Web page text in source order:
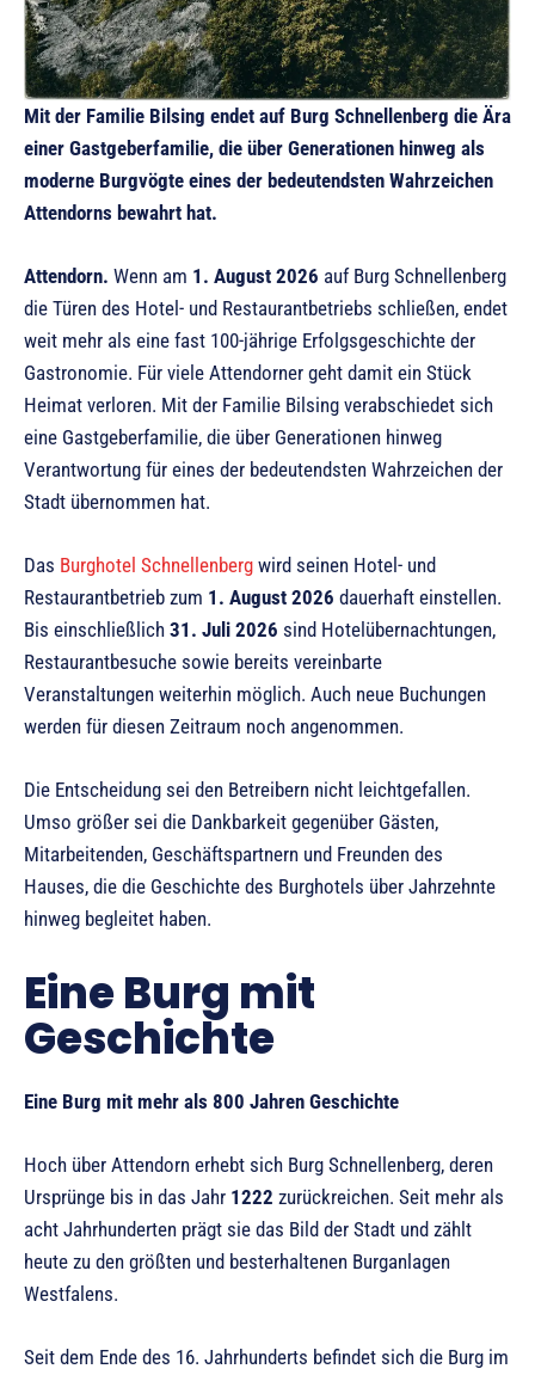
Mit der Familie Bilsing endet auf Burg Schnellenberg die Ära
einer Gastgeberfamilie, die über Generationen hinweg als
moderne Burgvögte eines der bedeutendsten Wahrzeichen
Attendorns bewahrt hat.
Attendorn. Wenn am 1. August 2026 auf Burg Schnellenberg
die Türen des Hotel- und Restaurantbetriebs schließen, endet
weit mehr als eine fast 100-jährige Erfolgsgeschichte der
Gastronomie. Für viele Attendorner geht damit ein Stück
Heimat verloren. Mit der Familie Bilsing verabschiedet sich
eine Gastgeberfamilie, die über Generationen hinweg
Verantwortung für eines der bedeutendsten Wahrzeichen der
Stadt übernommen hat.
Das Burghotel Schnellenberg wird seinen Hotel- und
Restaurantbetrieb zum 1. August 2026 dauerhaft einstellen.
Bis einschließlich 31. Juli 2026 sind Hotelübernachtungen,
Restaurantbesuche sowie bereits vereinbarte
Veranstaltungen weiterhin möglich. Auch neue Buchungen
werden für diesen Zeitraum noch angenommen.
Die Entscheidung sei den Betreibern nicht leichtgefallen.
Umso größer sei die Dankbarkeit gegenüber Gästen,
Mitarbeitenden, Geschäftspartnern und Freunden des
Hauses, die die Geschichte des Burghotels über Jahrzehnte
hinweg begleitet haben.
Eine Burg mit
Geschichte
Eine Burg mit mehr als 800 Jahren Geschichte
Hoch über Attendorn erhebt sich Burg Schnellenberg, deren
Ursprünge bis in das Jahr 1222 zurückreichen. Seit mehr als
acht Jahrhunderten prägt sie das Bild der Stadt und zählt
heute zu den größten und besterhaltenen Burganlagen
Westfalens.
Seit dem Ende des 16. Jahrhunderts befindet sich die Burg im